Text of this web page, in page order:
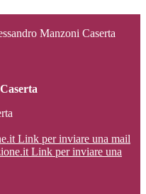
Manzoni Caserta
Link per inviare una mail
Link per inviare una